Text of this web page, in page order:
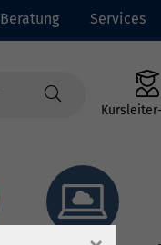
Beratung Services